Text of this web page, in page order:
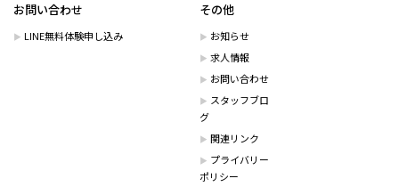
その他
お知らせ
求人情報
お問い合わせ
スタッフブロ
グ
関連リンク
プライバリー
ポリシー
お問い合わせ
LINE無料体験申し込み